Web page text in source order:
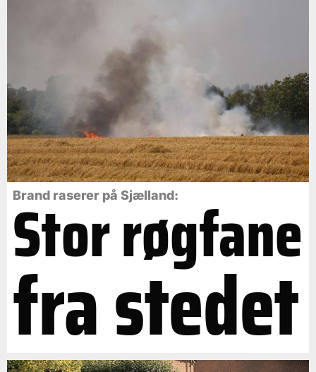
Brand raserer på Sjælland:
Stor røgfane
fra stedet